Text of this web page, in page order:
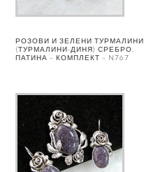
РОЗОВИ И ЗЕЛЕНИ ТУРМАЛИНИ
(ТУРМАЛИНИ-ДИНЯ) СРЕБРО,
ПАТИНА – КОМПЛЕКТ – N767